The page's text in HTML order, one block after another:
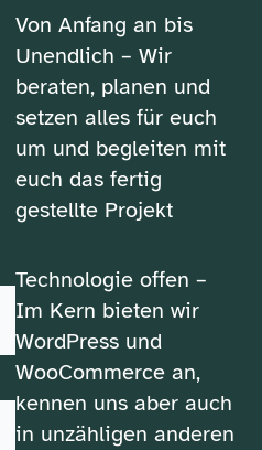
Von Anfang an bis
Unendlich – Wir
beraten, planen und
setzen alles für euch
um und begleiten mit
euch das fertig
gestellte Projekt
Technologie offen –
Im Kern bieten wir
WordPress und
WooCommerce an,
kennen uns aber auch
in unzähligen anderen